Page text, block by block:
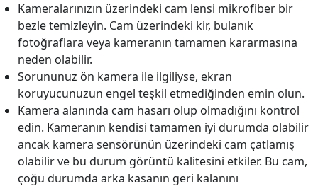
Kameralarınızın üzerindeki cam lensi mikrofiber bir
bezle temizleyin. Cam üzerindeki kir, bulanık
fotoğraflara veya kameranın tamamen kararmasına
neden olabilir.
Sorununuz ön kamera ile ilgiliyse, ekran
koruyucunuzun engel teşkil etmediğinden emin olun.
Kamera alanında cam hasarı olup olmadığını kontrol
edin. Kameranın kendisi tamamen iyi durumda olabilir
ancak kamera sensörünün üzerindeki cam çatlamış
olabilir ve bu durum görüntü kalitesini etkiler. Bu cam,
çoğu durumda arka kasanın geri kalanını